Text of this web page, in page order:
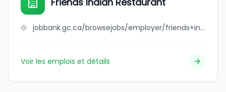
jobbank.gc.ca/browsejobs/employer/friends+indian+restaurant/ca
Voir les emplois et détails